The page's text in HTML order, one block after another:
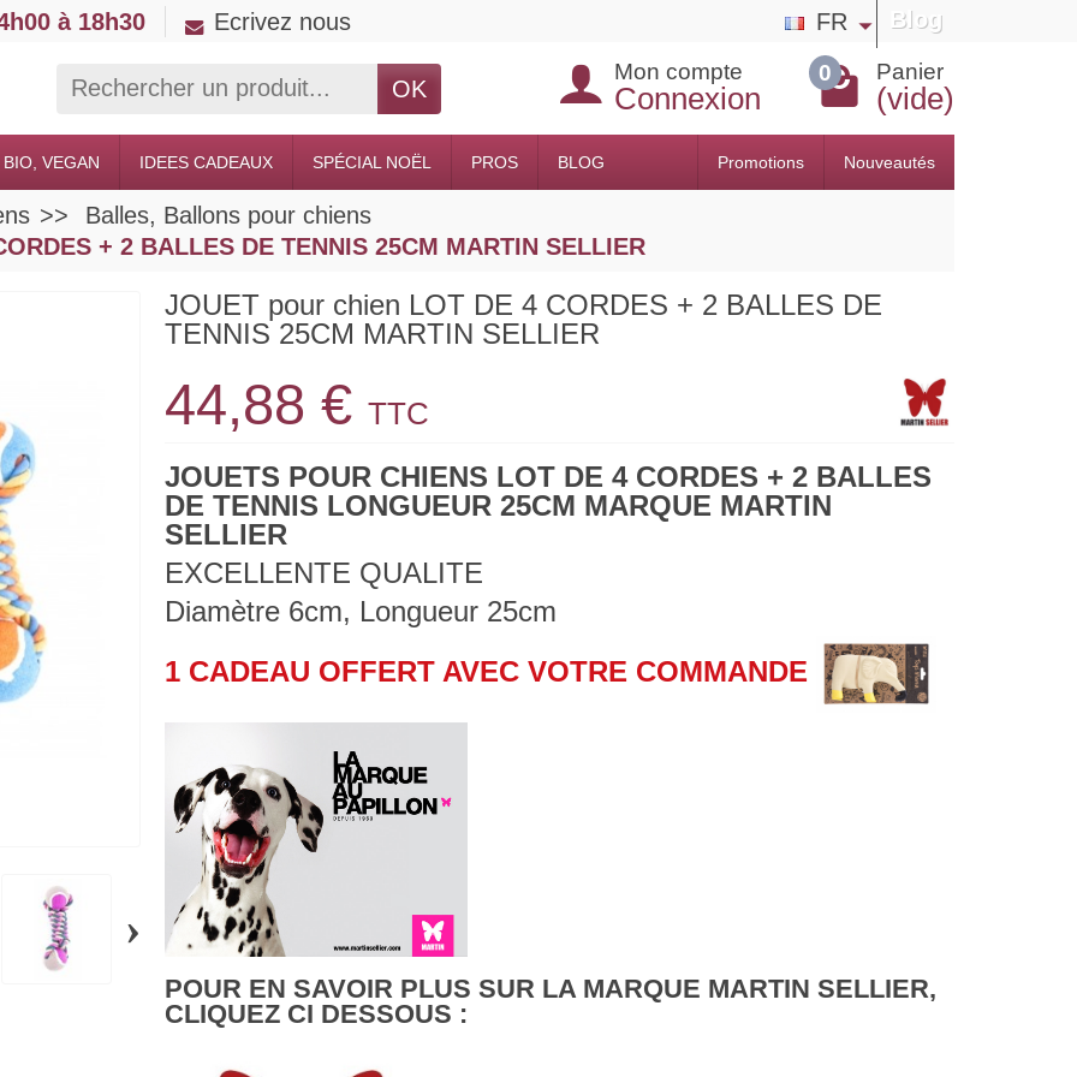
à 18h30 Ecrivez nous FR Blog
OK
Mon compte
Connexion
0 Panier
(vide)
VEGAN IDEES CADEAUX SPÉCIAL NOËL PROS BLOG Promotions Nouveautés
Balles, Ballons pour chiens
+ 2 BALLES DE TENNIS 25CM MARTIN SELLIER
›
JOUET pour chien LOT DE 4 CORDES + 2 BALLES DE
TENNIS 25CM MARTIN SELLIER
44,88 €TTC
JOUETS POUR CHIENS LOT DE 4 CORDES + 2 BALLES
DE TENNIS LONGUEUR 25CM MARQUE MARTIN
SELLIER
EXCELLENTE QUALITE
Diamètre 6cm, Longueur 25cm
1 CADEAU OFFERT AVEC VOTRE COMMANDE
POUR EN SAVOIR PLUS SUR LA MARQUE MARTIN SELLIER,
CLIQUEZ CI DESSOUS :